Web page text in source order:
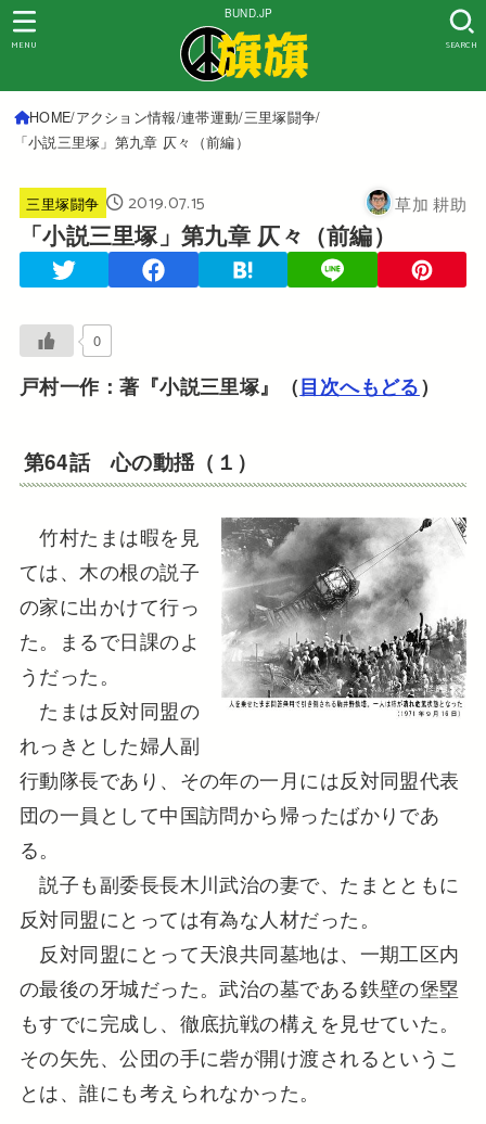
BUND.JP
SEARCH
MENU
HOME アクション情報 連帯運動 三里塚闘争
「小説三里塚」第九章 仄々（前編）
三里塚闘争 2019.07.15 草加 耕助
「小説三里塚」第九章 仄々（前編）
0
戸村一作：著『小説三里塚』（目次へもどる）
第64話 心の動揺（１）
竹村たまは暇を見
ては、木の根の説子
の家に出かけて行っ
た。まるで日課のよ
うだった。
たまは反対同盟の
れっきとした婦人副
行動隊長であり、その年の一月には反対同盟代表
団の一員として中国訪問から帰ったばかりであ
る。
説子も副委長長木川武治の妻で、たまとともに
反対同盟にとっては有為な人材だった。
反対同盟にとって天浪共同墓地は、一期工区内
の最後の牙城だった。武治の墓である鉄壁の堡塁
もすでに完成し、徹底抗戦の構えを見せていた。
その矢先、公団の手に砦が開け渡されるというこ
とは、誰にも考えられなかった。